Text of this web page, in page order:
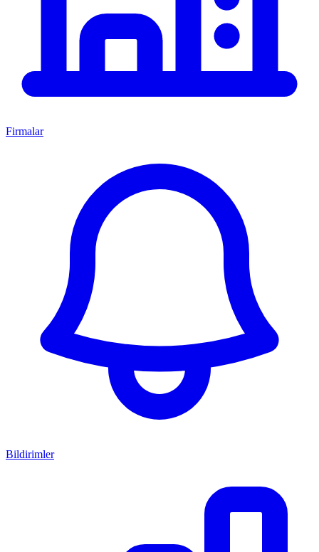
Firmalar
Bildirimler